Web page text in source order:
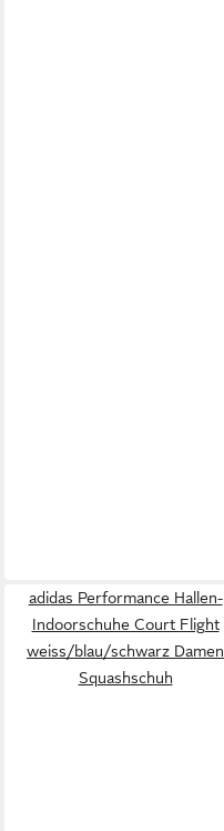
adidas Performance Hallen-
Indoorschuhe Court Flight
weiss/blau/schwarz Damen
Squashschuh